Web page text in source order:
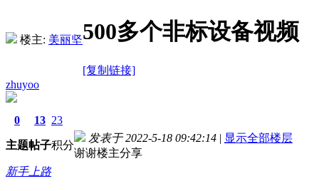
楼主: 美丽坚500多个非标设备视频
[复制链接]
zhuyoo
0
主题
13
帖子
23
积分
新手上路
发表于 2022-5-18 09:42:14 | 显示全部楼层
谢谢楼主分享